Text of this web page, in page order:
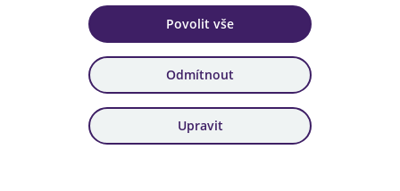
94. výzva, 95. výzva, 96. výzva
Stáhnout dokument
Povolit vše
Odmítnout
Upravit